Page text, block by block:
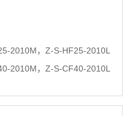
2010M，Z-S-HF25-2010L
2010M，Z-S-CF40-2010L